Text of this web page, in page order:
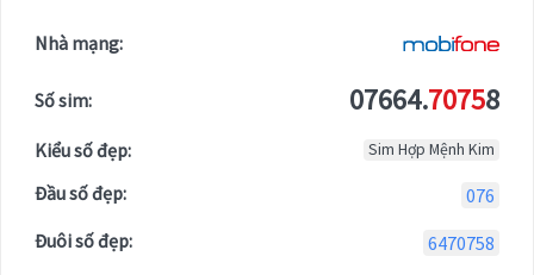
Nhà mạng:
Số sim: 07664.70758
Kiểu số đẹp: Sim Hợp Mệnh Kim
Đầu số đẹp:
076
Đuôi số đẹp:
6470758